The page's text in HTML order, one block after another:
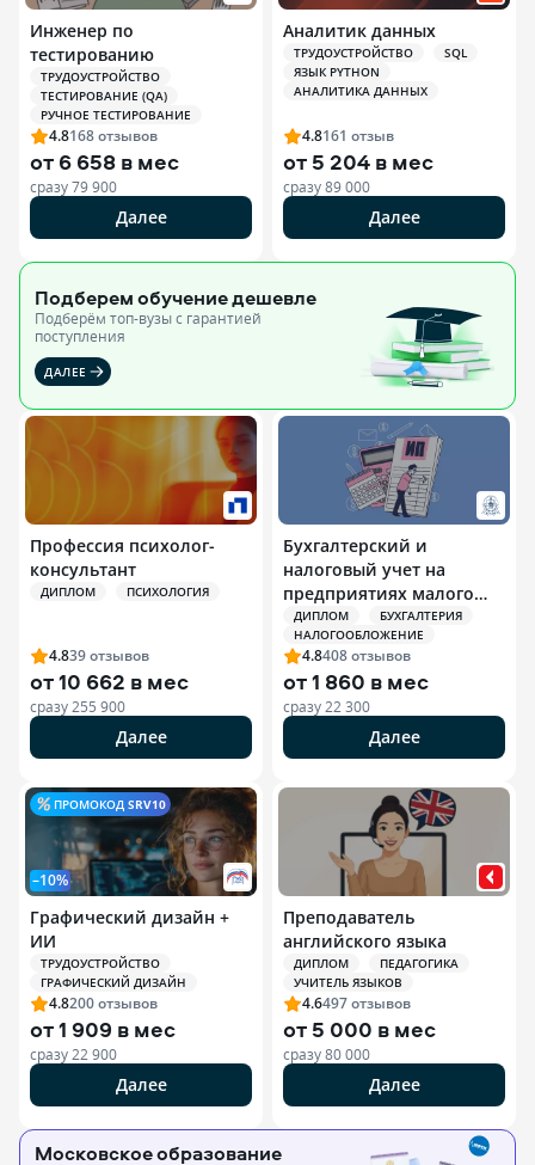
Инженер по
тестированию
ТРУДОУСТРОЙСТВО
ТЕСТИРОВАНИЕ (QA)
РУЧНОЕ ТЕСТИРОВАНИЕ
4.8168отзывов
от 6 658 в мес
сразу79 900
Далее
Аналитик данных
ТРУДОУСТРОЙСТВО
SQL
ЯЗЫК PYTHON
АНАЛИТИКА ДАННЫХ
4.8161 отзыв
от 5 204 в мес
сразу89 000
Далее
Подберем обучениедешевле
Подберём топ-вузы c гарантией
поступления
ДАЛЕЕ
Профессия психолог-
консультант
ДИПЛОМ ПСИХОЛОГИЯ
4.839отзывов
от10 662 в мес
сразу 255 900
Далее
Бухгалтерский и
налоговый учет на
предприятиях малого
бизнеса и
индивидуальных
предпринимателей (ИП)
ДИПЛОМ
БУХГАЛТЕРИЯ
НАЛОГООБЛОЖЕНИЕ
4.8408отзывов
от1 860 в мес
сразу 22 300
Далее
ПРОМОКОД SRV10
–10%
Графический дизайн +
ИИ
ТРУДОУСТРОЙСТВО
ГРАФИЧЕСКИЙ ДИЗАЙН
4.8200отзывов
от1 909 в мес
сразу 22 900
Далее
Преподаватель
английского языка
ДИПЛОМ
ПЕДАГОГИКА
УЧИТЕЛЬ ЯЗЫКОВ
4.6497отзывов
от 5 000 в мес
сразу80 000
Далее
Московское образование